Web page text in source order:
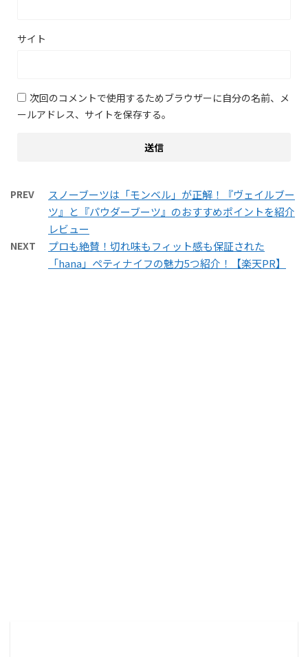
サイト
次回のコメントで使用するためブラウザーに自分の名前、メ
ールアドレス、サイトを保存する。
PREV
スノーブーツは「モンベル」が正解！『ヴェイルブー
ツ』と『パウダーブーツ』のおすすめポイントを紹介
レビュー
NEXT
プロも絶賛！切れ味もフィット感も保証された
「hana」ペティナイフの魅力5つ紹介！【楽天PR】